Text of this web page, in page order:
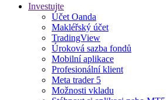
Investujte
Účet Oanda
Makléřský účet
TradingView
Úroková sazba fondů
Mobilní aplikace
Profesionální klient
Meta trader 5
Možnosti vkladu